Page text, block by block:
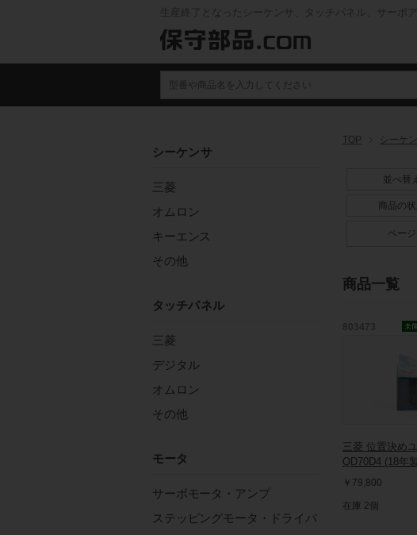
生産終了となったシーケンサ、タッチパネル、サーボ
TOP シーケ
並べ替え
商品の
ページ
商品一覧
三菱 位置決め
QD70D4 (18年
￥79,800
在庫 2個
シーケンサ
三菱
オムロン
キーエンス
その他
タッチパネル
三菱
デジタル
オムロン
その他
モータ
サーボモータ・アンプ
ステッピングモータ・ドライバ